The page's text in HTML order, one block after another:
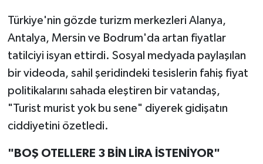
Türkiye'nin gözde turizm merkezleri Alanya,
Antalya, Mersin ve Bodrum'da artan fiyatlar
tatilciyi isyan ettirdi. Sosyal medyada paylaşılan
bir videoda, sahil şeridindeki tesislerin fahiş fiyat
politikalarını sahada eleştiren bir vatandaş,
"Turist murist yok bu sene" diyerek gidişatın
ciddiyetini özetledi.
"BOŞ OTELLERE 3 BİN LİRA İSTENİYOR"